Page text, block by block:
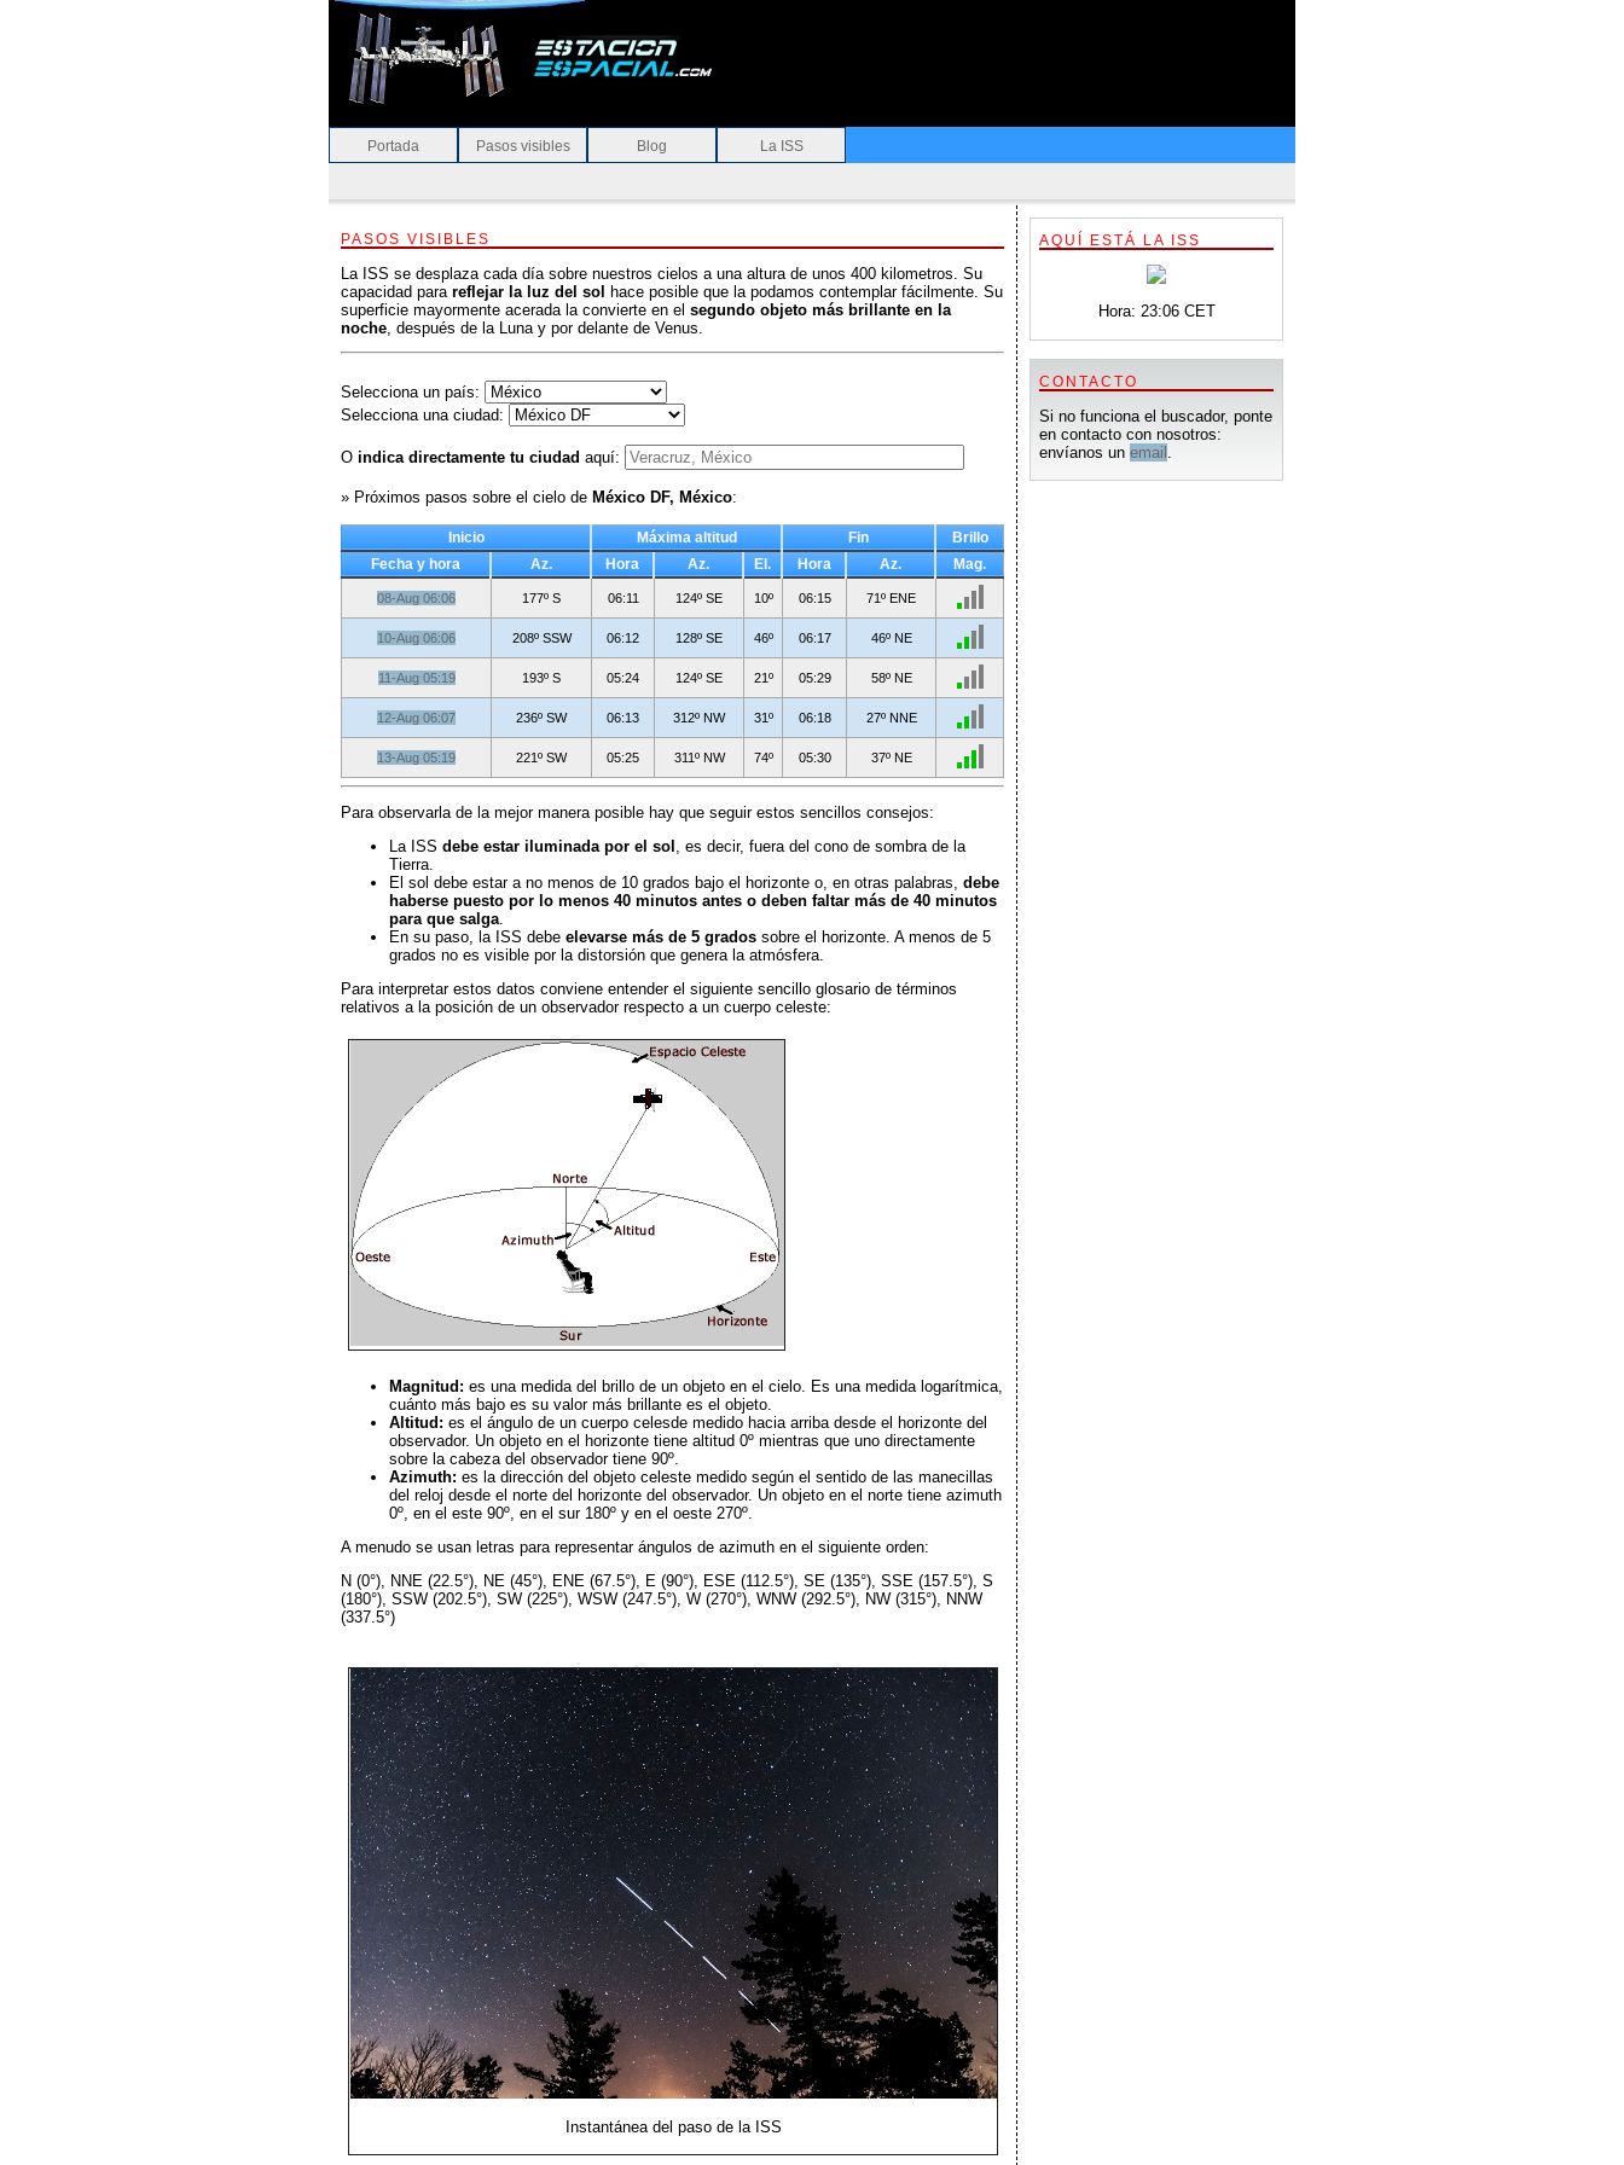
Portada Pasos visibles Blog La ISS
PASOS VISIBLES
La ISS se desplaza cada día sobre nuestros cielos a una altura de unos 400 kilometros. Su
capacidad para reflejar la luz del sol hace posible que la podamos contemplar fácilmente. Su
superficie mayormente acerada la convierte en el segundo objeto más brillante en la
noche , después de la Luna y por delante de Venus.
Selecciona un país:
Selecciona una ciudad:
O indica directamente tu ciudad aquí:
» Próximos pasos sobre el cielo de México DF, México:
Inicio Máxima altitud Fin
Brillo
Fecha y hora
Az. Hora Az. El. Hora Az. Mag.
08-Aug 06:06 177º S 06:11 124º SE 10º 06:15 71º ENE
10-Aug 06:06 208º SSW 06:12 128º SE 46º 06:17 46º NE
11-Aug 05:19 193º S 05:24 124º SE 21º 05:29 58º NE
12-Aug 06:07 236º SW 06:13 312º NW 31º 06:18 27º NNE
13-Aug 05:19 221º SW 05:25 311º NW 74º 05:30 37º NE
Para observarla de la mejor manera posible hay que seguir estos sencillos consejos:
La ISS debe estar iluminada por el sol
, es decir, fuera del cono de sombra de la
Tierra.
El sol debe estar a no menos de 10 grados bajo el horizonte o, en otras palabras, debe
haberse puesto por lo menos 40 minutos antes o deben faltar más de 40 minutos
para que salga
En su paso, la ISS debe elevarse más de 5 grados sobre el horizonte. A menos de 5
grados no es visible por la distorsión que genera la atmósfera.
Para interpretar estos datos conviene entender el siguiente sencillo glosario de términos
relativos a la posición de un observador respecto a un cuerpo celeste:
Magnitud: es una medida del brillo de un objeto en el cielo. Es una medida logarítmica,
cuánto más bajo es su valor más brillante es el objeto.
Altitud: es el ángulo de un cuerpo celesde medido hacia arriba desde el horizonte del
observador. Un objeto en el horizonte tiene altitud 0º mientras que uno directamente
sobre la cabeza del observador tiene 90º.
Azimuth: es la dirección del objeto celeste medido según el sentido de las manecillas
del reloj desde el norte del horizonte del observador. Un objeto en el norte tiene azimuth
0º, en el este 90º, en el sur 180º y en el oeste 270º.
A menudo se usan letras para representar ángulos de azimuth en el siguiente orden:
N (0°), NNE (22.5°), NE (45°), ENE (67.5°), E (90°), ESE (112.5°), SE (135°), SSE (157.5°), S
(180°), SSW (202.5°), SW (225°), WSW (247.5°), W (270°), WNW (292.5°), NW (315°), NNW
(337.5°)
Instantánea del paso de la ISS
AQUÍ ESTÁ LA ISS
Hora: 23:06 CET
CONTACTO
Si no funciona el buscador, ponte
en contacto con nosotros:
envíanos un email